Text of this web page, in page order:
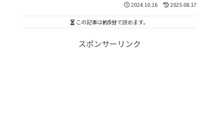
2024.10.16 2025.08.17
この記事は約5分で読めます。
スポンサーリンク